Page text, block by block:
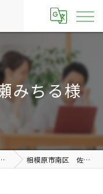
みちる様
相模原市南区 佐瀬みちる様